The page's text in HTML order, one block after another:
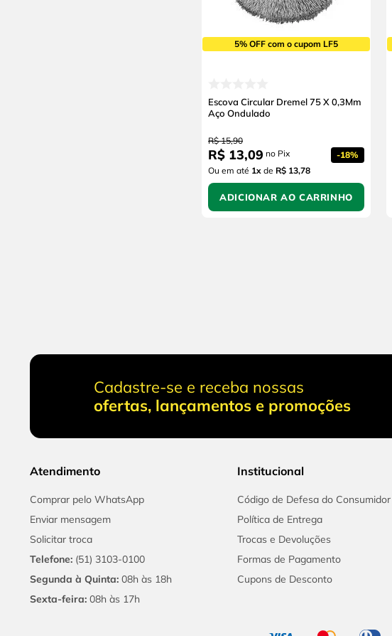
5% OFF com o cupom LF5
Escova Circular Dremel 75 X 0,3Mm
Aço Ondulado
R$ 15,90
R$ 13,09 no Pix -18%
Ou em até 1x de R$ 13,78
ADICIONAR AO CARRINHO
Cadastre-se e receba nossas
ofertas, lançamentos e promoções
Atendimento
Comprar pelo WhatsApp
Enviar mensagem
Solicitar troca
Telefone: (51) 3103-0100
Segunda à Quinta: 08h às 18h
Sexta-feira: 08h às 17h
Institucional
Código de Defesa do Consumidor
Política de Entrega
Trocas e Devoluções
Formas de Pagamento
Cupons de Desconto